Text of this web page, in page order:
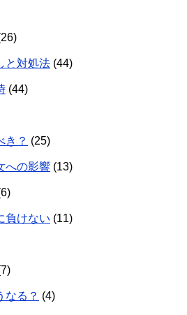
と対処法 (44)
(44)
き？ (25)
への影響 (13)
負けない (11)
なる？ (4)